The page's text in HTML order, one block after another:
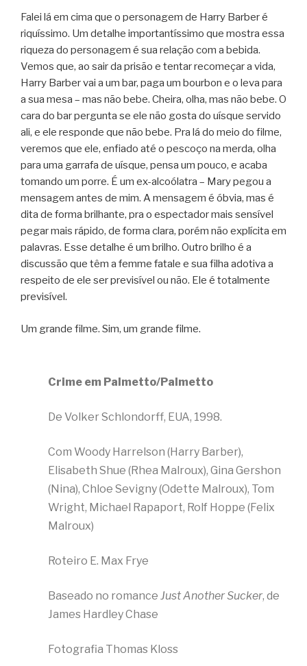
Falei lá em cima que o personagem de Harry Barber é
riquíssimo. Um detalhe importantíssimo que mostra essa
riqueza do personagem é sua relação com a bebida.
Vemos que, ao sair da prisão e tentar recomeçar a vida,
Harry Barber vai a um bar, paga um bourbon e o leva para
a sua mesa – mas não bebe. Cheira, olha, mas não bebe. O
cara do bar pergunta se ele não gosta do uísque servido
ali, e ele responde que não bebe. Pra lá do meio do filme,
veremos que ele, enfiado até o pescoço na merda, olha
para uma garrafa de uísque, pensa um pouco, e acaba
tomando um porre. É um ex-alcoólatra – Mary pegou a
mensagem antes de mim. A mensagem é óbvia, mas é
dita de forma brilhante, pra o espectador mais sensível
pegar mais rápido, de forma clara, porém não explícita em
palavras. Esse detalhe é um brilho. Outro brilho é a
discussão que têm a femme fatale e sua filha adotiva a
respeito de ele ser previsível ou não. Ele é totalmente
previsível.
Um grande filme. Sim, um grande filme.
Crime em Palmetto/Palmetto
De Volker Schlondorff, EUA, 1998.
Com Woody Harrelson (Harry Barber),
Elisabeth Shue (Rhea Malroux), Gina Gershon
(Nina), Chloe Sevigny (Odette Malroux), Tom
Wright, Michael Rapaport, Rolf Hoppe (Felix
Malroux)
Roteiro E. Max Frye
Baseado no romance Just Another Sucker, de
James Hardley Chase
Fotografia Thomas Kloss